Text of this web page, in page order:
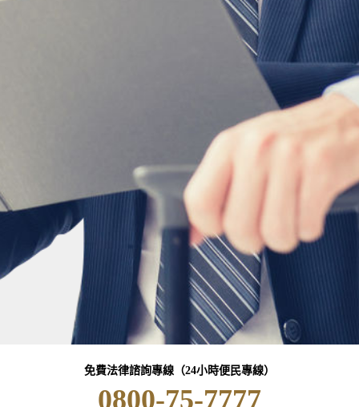
免費法律諮詢專線（24小時便民專線）
0800-75-7777